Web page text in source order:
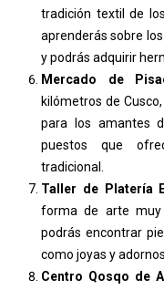
tradición textil de
aprenderás sobre
y podrás adquirir
Mercado de
kilómetros de
para los amantes
puestos que
tradicional.
Taller de Platería
forma de arte
podrás encontrar
como joyas y
Centro Qosqo de